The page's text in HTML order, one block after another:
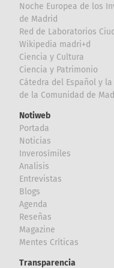
Noche Europea de los
de Madrid
Red de Laboratorios
Wikipedia madri+d
Ciencia y Cultura
Ciencia y Patrimonio
Cátedra del Español y
de la Comunidad de
Notiweb
Portada
Noticias
Inverosímiles
Analisis
Entrevistas
Blogs
Agenda
Reseñas
Magazine
Mentes Críticas
Transparencia